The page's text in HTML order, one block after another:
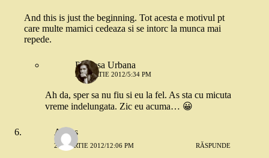
And this is just the beginning. Tot acesta e motivul pt
care multe mamici cedeaza si se intorc la munca mai
repede.
Printesa Urbana
23 MARTIE 2012/5:34 PM
Ah da, sper sa nu fiu si eu la fel. As sta cu micuta
vreme indelungata. Zic eu acuma… 😀
Amiss
23 MARTIE 2012/12:06 PM RĂSPUNDE